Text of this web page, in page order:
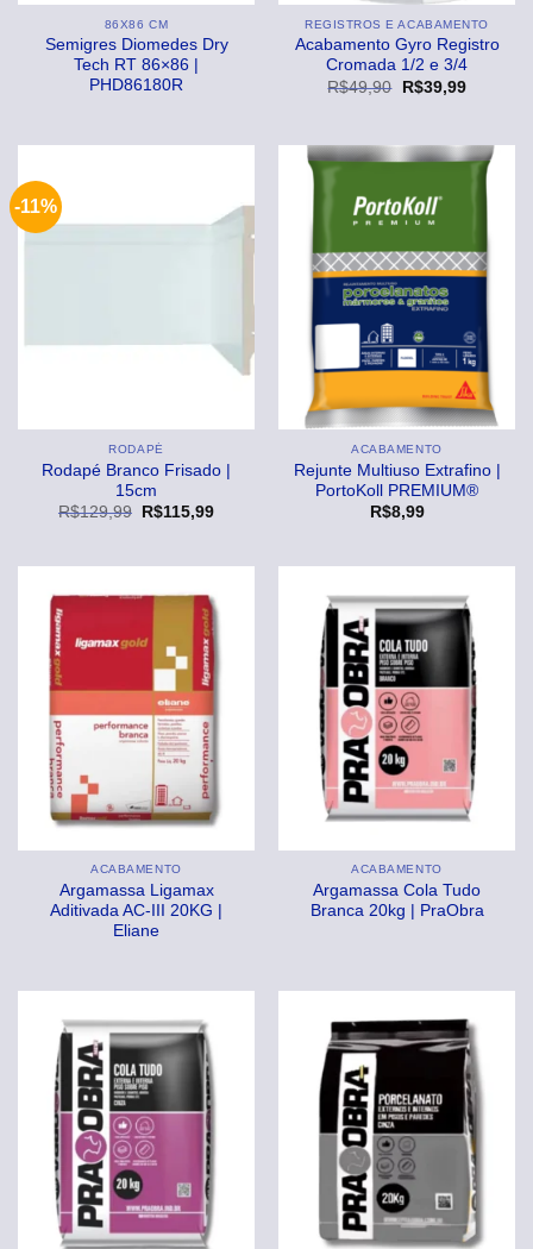
86X86 CM
Semigres Diomedes Dry
Tech RT 86×86 |
PHD86180R
REGISTROS E ACABAMENTO
Acabamento Gyro Registro
Cromada 1/2 e 3/4
R$49,90
O
R$49,90.
R$39,99O
R$39,99.
-11%
RODAPÉ
Rodapé Branco Frisado |
15cm
R$129,99
O
R$115,99O
ACABAMENTO
Rejunte Multiuso Extrafino |
PortoKoll PREMIUM®
R$8,99
ACABAMENTO
Argamassa Ligamax
Aditivada AC-III 20KG |
Eliane
ACABAMENTO
Argamassa Cola Tudo
Branca 20kg | PraObra